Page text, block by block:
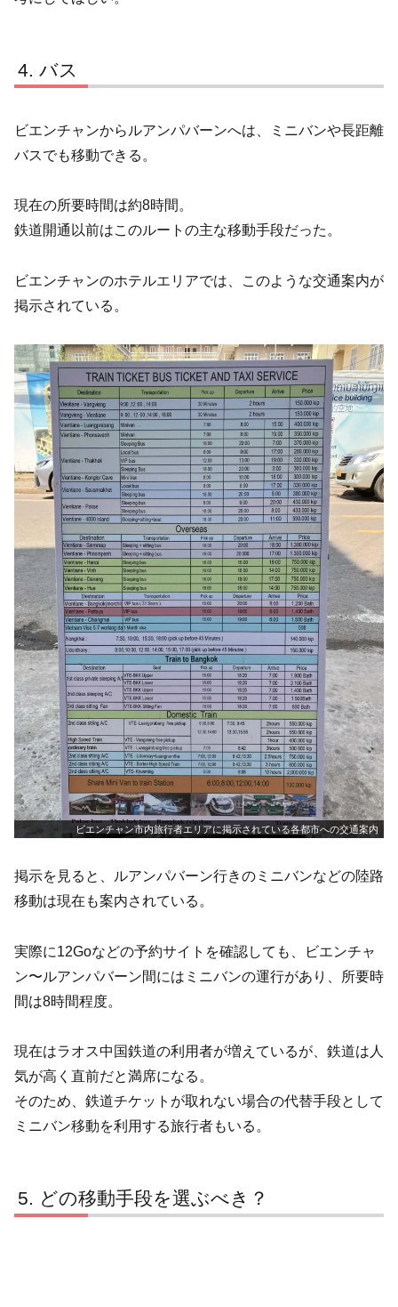
バス
ビエンチャンからルアンパバーンへは、ミニバンや長距離
バスでも移動できる。
現在の所要時間は約8時間。
鉄道開通以前はこのルートの主な移動手段だった。
ビエンチャンのホテルエリアでは、このような交通案内が
掲示されている。
ビエンチャン市内旅行者エリアに掲示されている各都市への交通案内
掲示を見ると、ルアンパバーン行きのミニバンなどの陸路
移動は現在も案内されている。
実際に12Goなどの予約サイトを確認しても、ビエンチャ
ン〜ルアンパバーン間にはミニバンの運行があり、所要時
間は8時間程度。
現在はラオス中国鉄道の利用者が増えているが、鉄道は人
気が高く直前だと満席になる。
そのため、鉄道チケットが取れない場合の代替手段として
ミニバン移動を利用する旅行者もいる。
どの移動手段を選ぶべき？